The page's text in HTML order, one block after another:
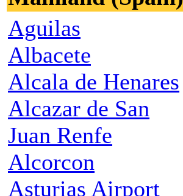
Aguilas
Albacete
Alcala de Henares
Alcazar de San
Juan Renfe
Alcorcon
Asturias Airport